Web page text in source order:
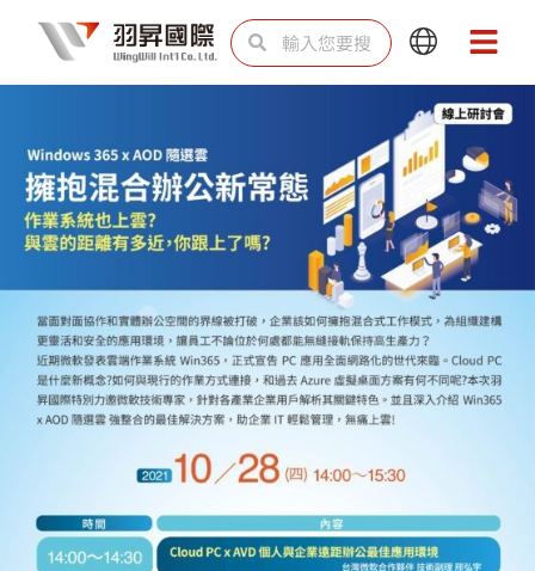
主
搜
尋 尋
Main
Menu
Main
Menu